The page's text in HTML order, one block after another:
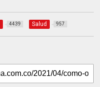
4439 Salud 957